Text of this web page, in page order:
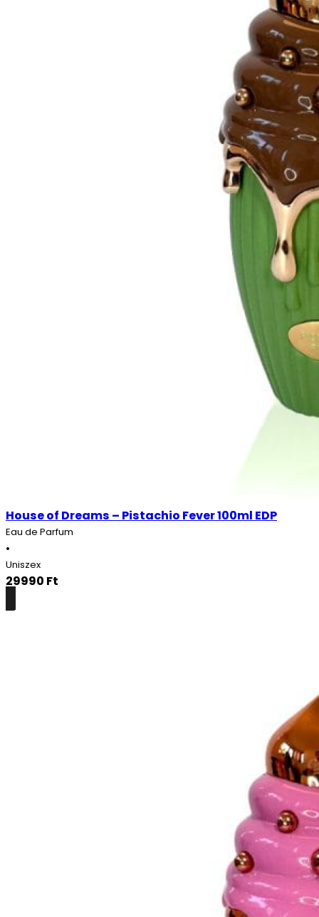
House of Dreams – Pistachio Fever 100ml EDP
Eau de Parfum
•
Uniszex
29990 Ft
Részletek